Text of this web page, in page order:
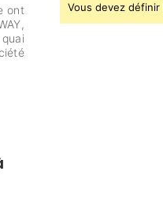
ont
Vous devez définir